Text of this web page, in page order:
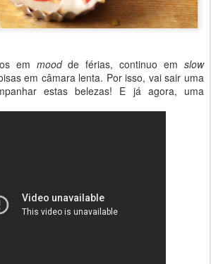
em moodde férias, continuo emslow
em câmara lenta. Por isso, vai sair uma
estas belezas! E já agora, uma